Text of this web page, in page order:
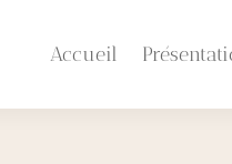
Accueil